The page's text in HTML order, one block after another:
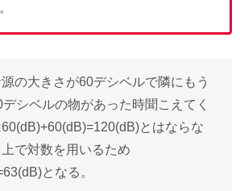
の大きさが60デシベルで隣にもう
シベルの物があった時聞こえてく
とはならな
で対数を用いるため
となる。